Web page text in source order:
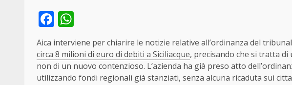
Facebook
Aica interviene per chiarire le notizie relative all’ordinanza del
circa 8 milioni di euro di debiti a Siciliacque, precisando che si tratta
non di un nuovo contenzioso. L’azienda ha già preso atto
utilizzando fondi regionali già stanziati, senza alcuna ricaduta sui